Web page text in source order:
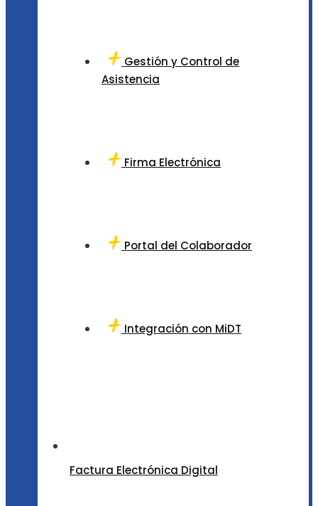
Gestión y Control de
Asistencia
Firma Electrónica
Portal del Colaborador
Integración con MiDT
Factura Electrónica Digital